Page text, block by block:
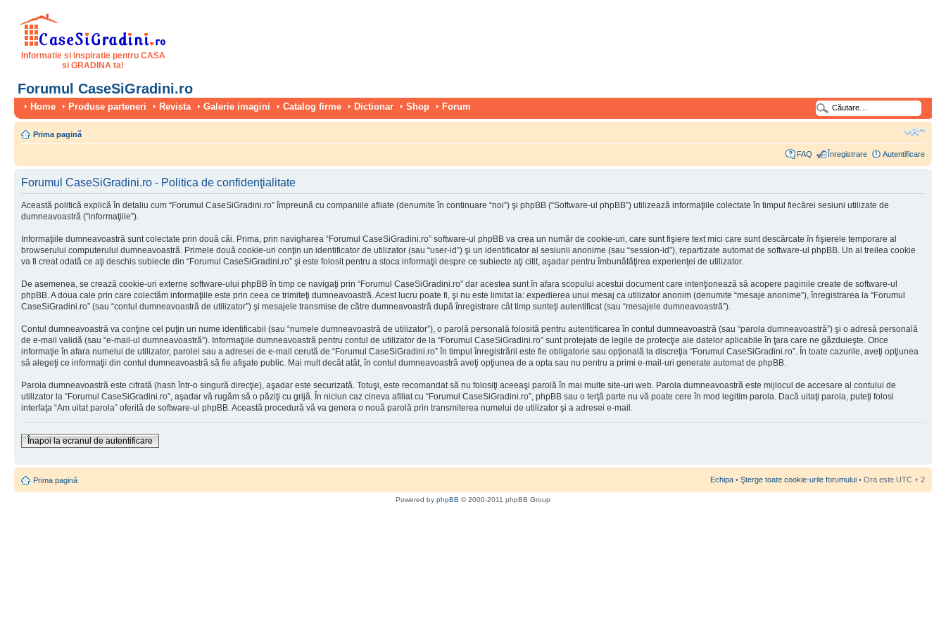
Informatie si inspiratie pentru CASA
si GRADINA ta!
Forumul CaseSiGradini.ro
Home Produse parteneri Revista Galerie imagini Catalog firme Dictionar Shop Forum
Prima pagină
FAQ Înregistrare Autentificare
Forumul CaseSiGradini.ro - Politica de confidenţialitate
Această politică explică în detaliu cum “Forumul CaseSiGradini.ro” împreună cu companiile afliate (denumite în continuare “noi”) şi phpBB (“Software-ul phpBB”) utilizează informaţiile colectate în timpul fiecărei sesiuni utilizate de
dumneavoastră (“informaţiile”).
Informaţiile dumneavoastră sunt colectate prin două căi. Prima, prin navigharea “Forumul CaseSiGradini.ro” software-ul phpBB va crea un număr de cookie-uri, care sunt fişiere text mici care sunt descărcate în fişierele temporare al
browserului computerului dumneavoastră. Primele două cookie-uri conţin un identificator de utilizator (sau “user-id”) şi un identificator al sesiunii anonime (sau “session-id”), repartizate automat de software-ul phpBB. Un al treilea cookie
va fi creat odată ce aţi deschis subiecte din “Forumul CaseSiGradini.ro” şi este folosit pentru a stoca informaţii despre ce subiecte aţi citit, aşadar pentru îmbunătăţirea experienţei de utilizator.
De asemenea, se crează cookie-uri externe software-ului phpBB în timp ce navigaţi prin “Forumul CaseSiGradini.ro” dar acestea sunt în afara scopului acestui document care intenţionează să acopere paginile create de software-ul
phpBB. A doua cale prin care colectăm informaţiile este prin ceea ce trimiteţi dumneavoastră. Acest lucru poate fi, şi nu este limitat la: expedierea unui mesaj ca utilizator anonim (denumite “mesaje anonime”), înregistrarea la “Forumul
CaseSiGradini.ro” (sau “contul dumneavoastră de utilizator”) şi mesajele transmise de către dumneavoastră după înregistrare cât timp sunteţi autentificat (sau “mesajele dumneavoastră”).
Contul dumneavoastră va conţine cel puţin un nume identificabil (sau “numele dumneavoastră de utilizator”), o parolă personală folosită pentru autentificarea în contul dumneavoastră (sau “parola dumneavoastră”) şi o adresă personală
de e-mail validă (sau “e-mail-ul dumneavoastră”). Informaţiile dumneavoastră pentru contul de utilizator de la “Forumul CaseSiGradini.ro” sunt protejate de legile de protecţie ale datelor aplicabile în ţara care ne găzduieşte. Orice
informaţie în afara numelui de utilizator, parolei sau a adresei de e-mail cerută de “Forumul CaseSiGradini.ro” în timpul înregistrării este fie obligatorie sau opţională la discreţia “Forumul CaseSiGradini.ro”. În toate cazurile, aveţi opţiunea
să alegeţi ce informaţii din contul dumneavoastră să fie afişate public. Mai mult decât atât, în contul dumneavoastră aveţi opţiunea de a opta sau nu pentru a primi e-mail-uri generate automat de phpBB.
Parola dumneavoastră este cifrată (hash într-o singură direcţie), aşadar este securizată. Totuşi, este recomandat să nu folosiţi aceeaşi parolă în mai multe site-uri web. Parola dumneavoastră este mijlocul de accesare al contului de
utilizator la “Forumul CaseSiGradini.ro”, aşadar vă rugăm să o păziţi cu grijă. În niciun caz cineva afiliat cu “Forumul CaseSiGradini.ro”, phpBB sau o terţă parte nu vă poate cere în mod legitim parola. Dacă uitaţi parola, puteţi folosi
interfaţa “Am uitat parola” oferită de software-ul phpBB. Această procedură vă va genera o nouă parolă prin transmiterea numelui de utilizator şi a adresei e-mail.
Înapoi la ecranul de autentificare
Prima pagină Echipa • Şterge toate cookie-urile forumului • Ora este UTC + 2
Powered by phpBB © 2000-2011 phpBB Group